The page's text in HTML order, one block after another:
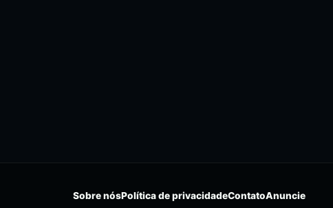
Sobre nósPolítica de privacidadeContatoAnuncie